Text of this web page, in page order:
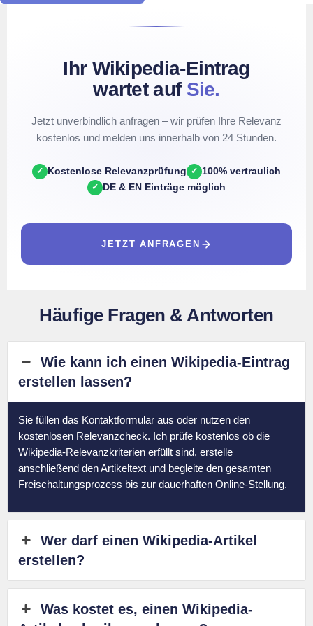
Ihr Wikipedia-Eintrag
wartet auf Sie.
Jetzt unverbindlich anfragen – wir prüfen Ihre Relevanz
kostenlos und melden uns innerhalb von 24 Stunden.
✓ Kostenlose Relevanzprüfung ✓ 100% vertraulich
✓ DE & EN Einträge möglich
JETZT ANFRAGEN
Häufige Fragen & Antworten
Wie kann ich einen Wikipedia-Eintrag
erstellen lassen?
Sie füllen das Kontaktformular aus oder nutzen den
kostenlosen Relevanzcheck. Ich prüfe kostenlos ob die
Wikipedia-Relevanzkriterien erfüllt sind, erstelle
anschließend den Artikeltext und begleite den gesamten
Freischaltungsprozess bis zur dauerhaften Online-Stellung.
Wer darf einen Wikipedia-Artikel
erstellen?
Was kostet es, einen Wikipedia-